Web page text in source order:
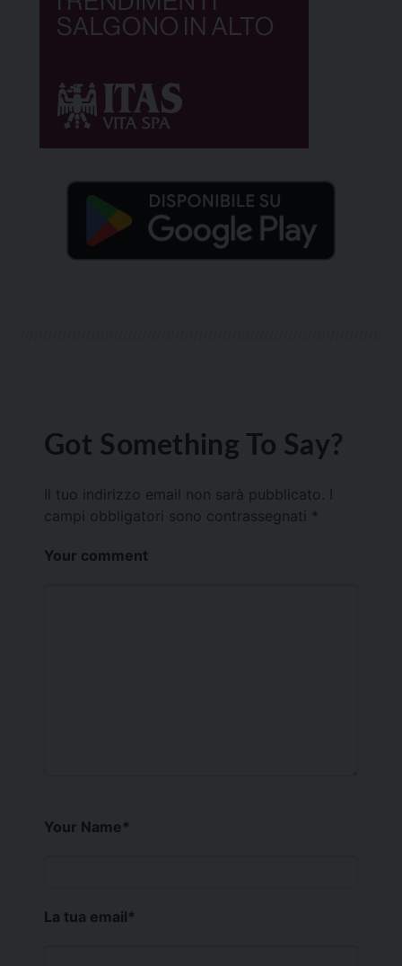
Got Something To Say?
Il tuo indirizzo email non sarà pubblicato.
campi obbligatori sono contrassegnati *
Your comment
Your Name*
La tua email*